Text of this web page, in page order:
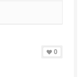
0